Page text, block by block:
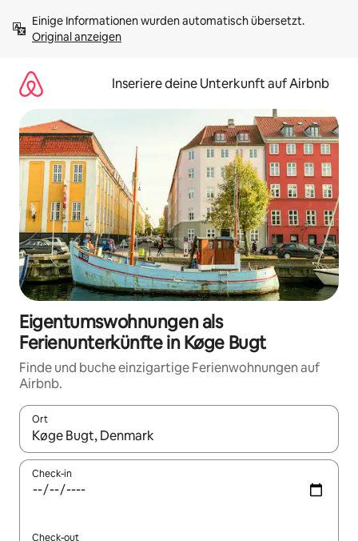
Inhalten
springenOriginal anzeigen
Inseriere deine Unterkunft auf Airbnb
Eigentumswohnungen als
Ferienunterkünfte in Køge Bugt
Finde und buche einzigartige Ferienwohnungen auf
Airbnb.
Ort
Wenn Ergebnisse verfügbar sind, navigiere mit den
Check-in
Check-out